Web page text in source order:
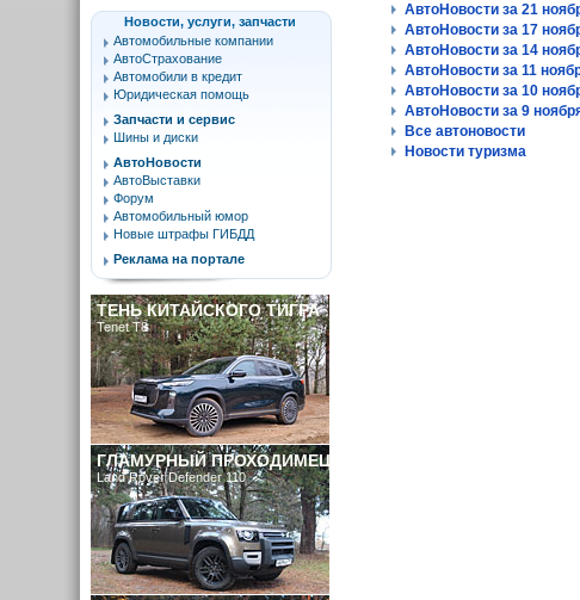
АвтоНовости за 21
АвтоНовости за 17
АвтоНовости за 14
АвтоНовости за 11
АвтоНовости за 10
АвтоНовости за 9
Все автоновости
Новости туризма
Новости, услуги, запчасти
Автомобильные компании
АвтоСтрахование
Автомобили в кредит
Юридическая помощь
Запчасти и сервис
Шины и диски
АвтоНовости
АвтоВыставки
Форум
Автомобильный юмор
Новые штрафы ГИБДД
Реклама на портале
ТЕНЬ КИТАЙСКОГО ТИГРА
Tenet T8
ГЛАМУРНЫЙ ПРОХОДИМЕЦ
Land Rover Defender 110